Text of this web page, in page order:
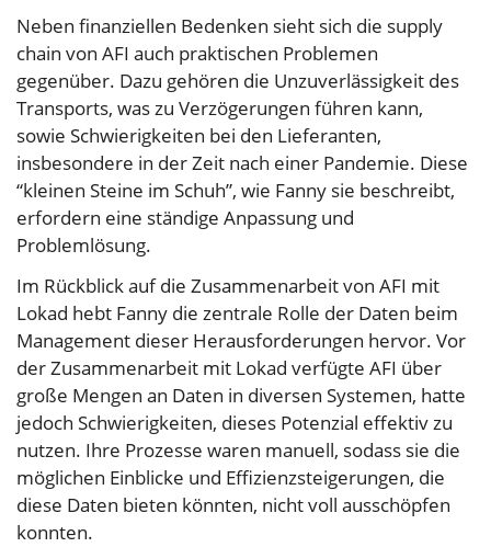
Neben finanziellen Bedenken sieht sich die supply
chain von AFI auch praktischen Problemen
gegenüber. Dazu gehören die Unzuverlässigkeit des
Transports, was zu Verzögerungen führen kann,
sowie Schwierigkeiten bei den Lieferanten,
insbesondere in der Zeit nach einer Pandemie. Diese
“kleinen Steine im Schuh”, wie Fanny sie beschreibt,
erfordern eine ständige Anpassung und
Problemlösung.
Im Rückblick auf die Zusammenarbeit von AFI mit
Lokad hebt Fanny die zentrale Rolle der Daten beim
Management dieser Herausforderungen hervor. Vor
der Zusammenarbeit mit Lokad verfügte AFI über
große Mengen an Daten in diversen Systemen, hatte
jedoch Schwierigkeiten, dieses Potenzial effektiv zu
nutzen. Ihre Prozesse waren manuell, sodass sie die
möglichen Einblicke und Effizienzsteigerungen, die
diese Daten bieten könnten, nicht voll ausschöpfen
konnten.